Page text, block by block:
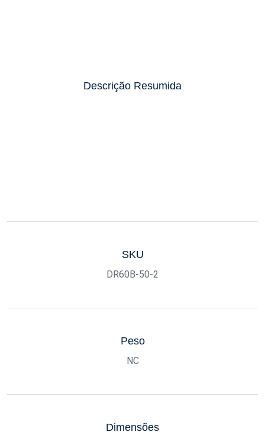
Descrição Resumida
SKU
DR60B-50-2
Peso
NC
Dimensões